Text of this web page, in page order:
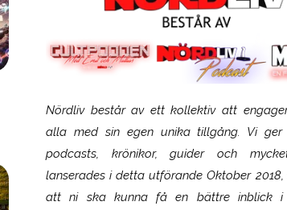
Nördliv består av ett kollektiv att
alla med sin egen unika tillgång. Vi ger
podcasts, krönikor, guider och
lanserades i detta utförande Oktober
att ni ska kunna få en bättre inblick i
SCUF Gaming